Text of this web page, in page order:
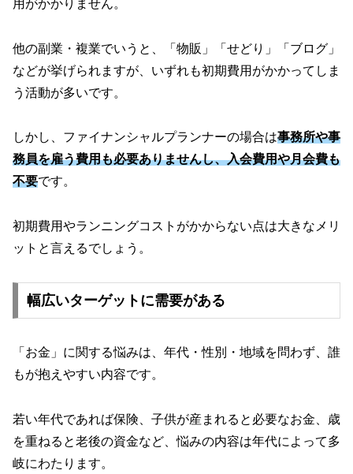
用がかかりません。
他の副業・複業でいうと、「物販」「せどり」「ブログ」
などが挙げられますが、いずれも初期費用がかかってしま
う活動が多いです。
しかし、ファイナンシャルプランナーの場合は事務所や事
務員を雇う費用も必要ありませんし、入会費用や月会費も
不要です。
初期費用やランニングコストがかからない点は大きなメリ
ットと言えるでしょう。
幅広いターゲットに需要がある
「お金」に関する悩みは、年代・性別・地域を問わず、誰
もが抱えやすい内容です。
若い年代であれば保険、子供が産まれると必要なお金、歳
を重ねると老後の資金など、悩みの内容は年代によって多
岐にわたります。